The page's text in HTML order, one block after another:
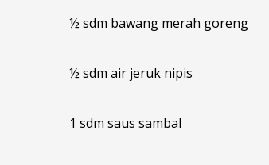
½ sdm bawang merah goreng
½ sdm air jeruk nipis
1 sdm saus sambal